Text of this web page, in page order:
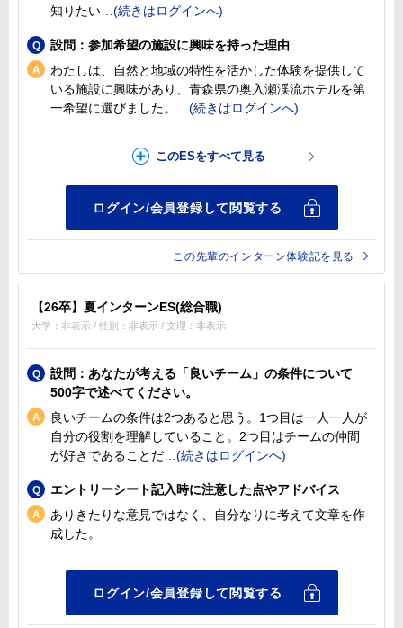
知りたい
設問：参加希望の施設に興味を持った理由
わたしは、自然と地域の特性を活かした体験を提供して
いる施設に興味があり、青森県の奥入瀬渓流ホテルを第
一希望に選びました。
この先輩のインターン体験記を見る
【26卒】夏インターンES(総合職)
大学：非表示 / 性別：非表示 / 文理：非表示
設問：あなたが考える「良いチーム」の条件について
500字で述べてください。
良いチームの条件は2つあると思う。1つ目は一人一人が
自分の役割を理解していること。2つ目はチームの仲間
が好きであることだ
エントリーシート記入時に注意した点やアドバイス
ありきたりな意見ではなく、自分なりに考えて文章を作
成した。